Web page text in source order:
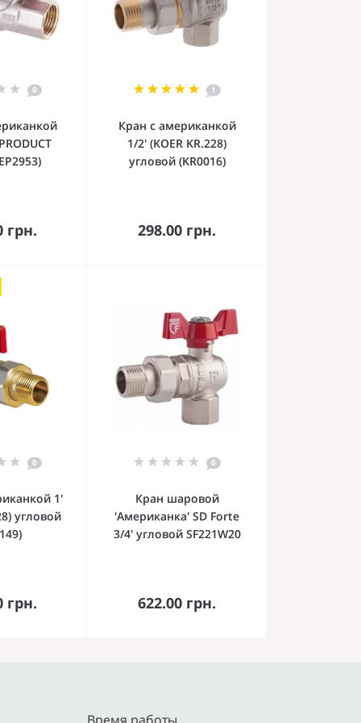
0
грн.
1
Кран с американкой
1/2' (KOER KR.228)
угловой (KR0016)
298.00 грн.
В корзину
0
1'
угловой
грн.
0
Кран шаровой
'Американка' SD Forte
3/4' угловой SF221W20
622.00 грн.
В корзину